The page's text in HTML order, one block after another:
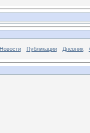
Новости Публикации Дневник